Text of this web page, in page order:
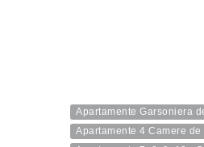
Apartamente Garsoniera
Apartamente 4 Camere